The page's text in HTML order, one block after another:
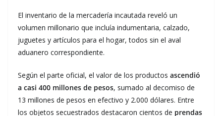
El inventario de la mercadería incautada reveló un
volumen millonario que incluía indumentaria, calzado,
juguetes y artículos para el hogar, todos sin el aval
aduanero correspondiente.
Según el parte oficial, el valor de los productos ascendió
a casi 400 millones de pesos, sumado al decomiso de
13 millones de pesos en efectivo y 2.000 dólares. Entre
los objetos secuestrados destacaron cientos de prendas